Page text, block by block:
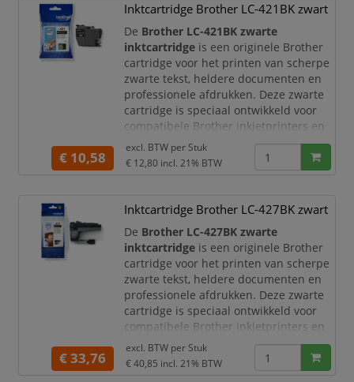
levert rijke zwarttinten en vloeiende
grijsgradaties, waardoor uw foto’s en
grafische ontwerpen tot leven komen.
Dank
Inktcartridge Brother LC-421BK zwart
De Brother LC-421BK zwarte
inktcartridge is een originele Brother
cartridge voor het printen van scherpe
zwarte tekst, heldere documenten en
professionele afdrukken. Deze zwarte
cartridge is speciaal ontwikkeld voor
compatibele Brother inkjetprinters en
multifunctionals. Ideaal voor
thuisgebruik, thuiswerkplekken en
kleine kantoren waar u betrouwbare
consistente prestaties.
Met de originele Brother LC-421BK
€ 10,58
excl. BTW per Stuk
€ 12,80 incl. 21% BTW
Inktcartridge Brother LC-427BK zwart
De Brother LC-427BK zwarte
inktcartridge is een originele Brother
cartridge voor het printen van scherpe
zwarte tekst, heldere documenten en
professionele afdrukken. Deze zwarte
cartridge is speciaal ontwikkeld voor
compatibele Brother inkjetprinters en
multifunctionals. Ideaal voor kantoren,
thuiswerkplekken en zakelijke
omgevingen waar u betrouwbare
€ 33,76
excl. BTW per Stuk
€ 40,85 incl. 21% BTW